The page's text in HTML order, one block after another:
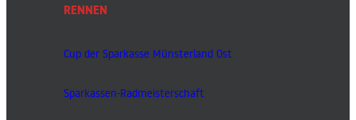
RENNEN
Cup der Sparkasse Münsterland Ost
Sparkassen-Radmeisterschaft